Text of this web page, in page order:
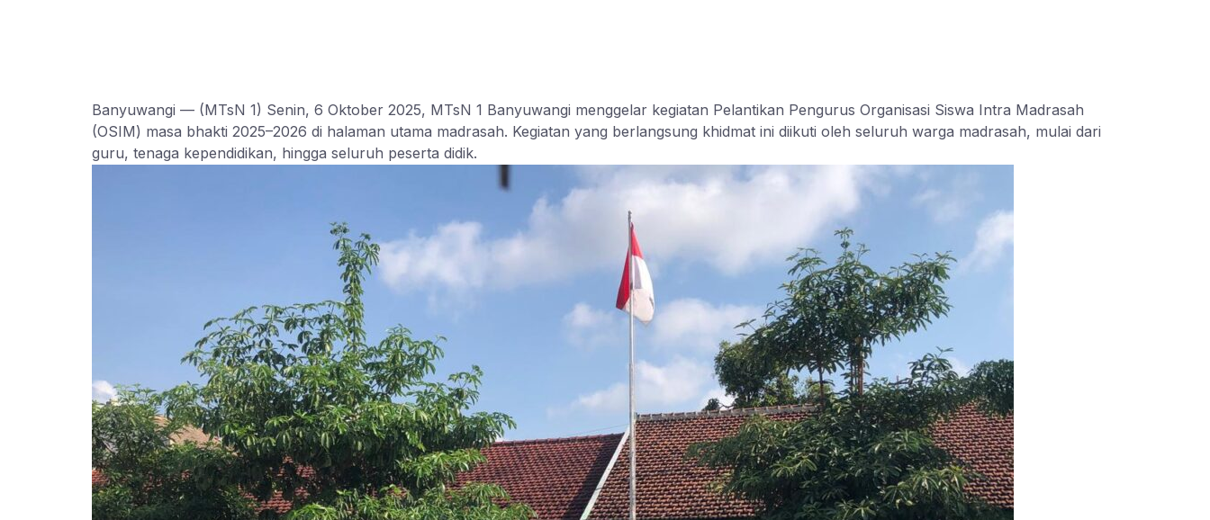
Banyuwangi — (MTsN 1) Senin, 6 Oktober 2025, MTsN 1 Banyuwangi menggelar kegiatan Pelantikan Pengurus Organisasi Siswa Intra Madrasah
(OSIM) masa bhakti 2025–2026 di halaman utama madrasah. Kegiatan yang berlangsung khidmat ini diikuti oleh seluruh warga madrasah, mulai dari
guru, tenaga kependidikan, hingga seluruh peserta didik.